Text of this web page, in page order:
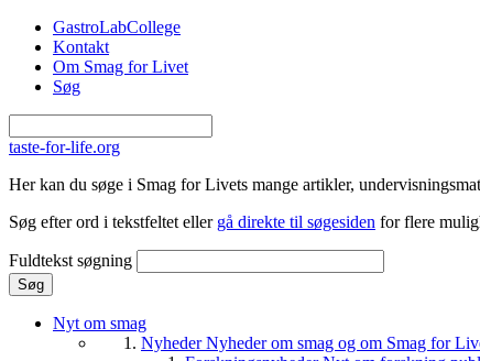
Gå til hovedindhold
GastroLabCollege
Kontakt
Om Smag for Livet
Søg
taste-for-life.org
Her kan du søge i Smag for Livets mange artikler,
Søg efter ord i tekstfeltet eller gå direkte til søgesiden for flere
Fuldtekst søgning
Nyt om smag
NyhederNyheder om smag og om Smag for